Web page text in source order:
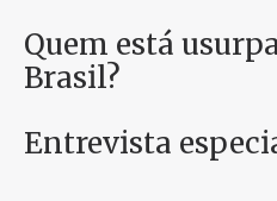
Quem está
Brasil?
Entrevista